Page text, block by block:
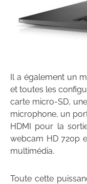
Il a également un
et toutes les
carte micro-SD,
microphone, un
HDMI pour la
webcam HD 720p
multimédia.
Toute cette